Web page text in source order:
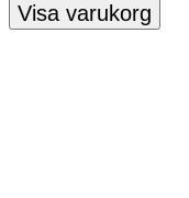
Visa varukorg